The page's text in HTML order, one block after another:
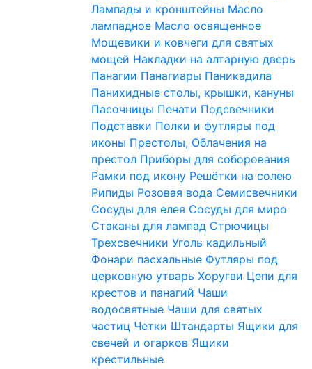
Лампады и кронштейны Масло
лампадное Масло освященное
Мощевики и ковчеги для святых
мощей Накладки на алтарную дверь
Панагии Панагиары Паникадила
Панихидные столы, крышки, кануны
Пасочницы Печати Подсвечники
Подставки Полки и футляры под
иконы Престолы, Облачения на
престол Приборы для соборования
Рамки под икону Решётки на солею
Рипиды Розовая вода Семисвечники
Сосуды для елея Сосуды для миро
Стаканы для лампад Стрючицы
Трехсвечники Уголь кадильный
Фонари пасхальные Футляры под
церковную утварь Хоругви Цепи для
крестов и панагий Чаши
водосвятные Чаши для святых
частиц Четки Штандарты Ящики для
свечей и огарков Ящики
крестильные